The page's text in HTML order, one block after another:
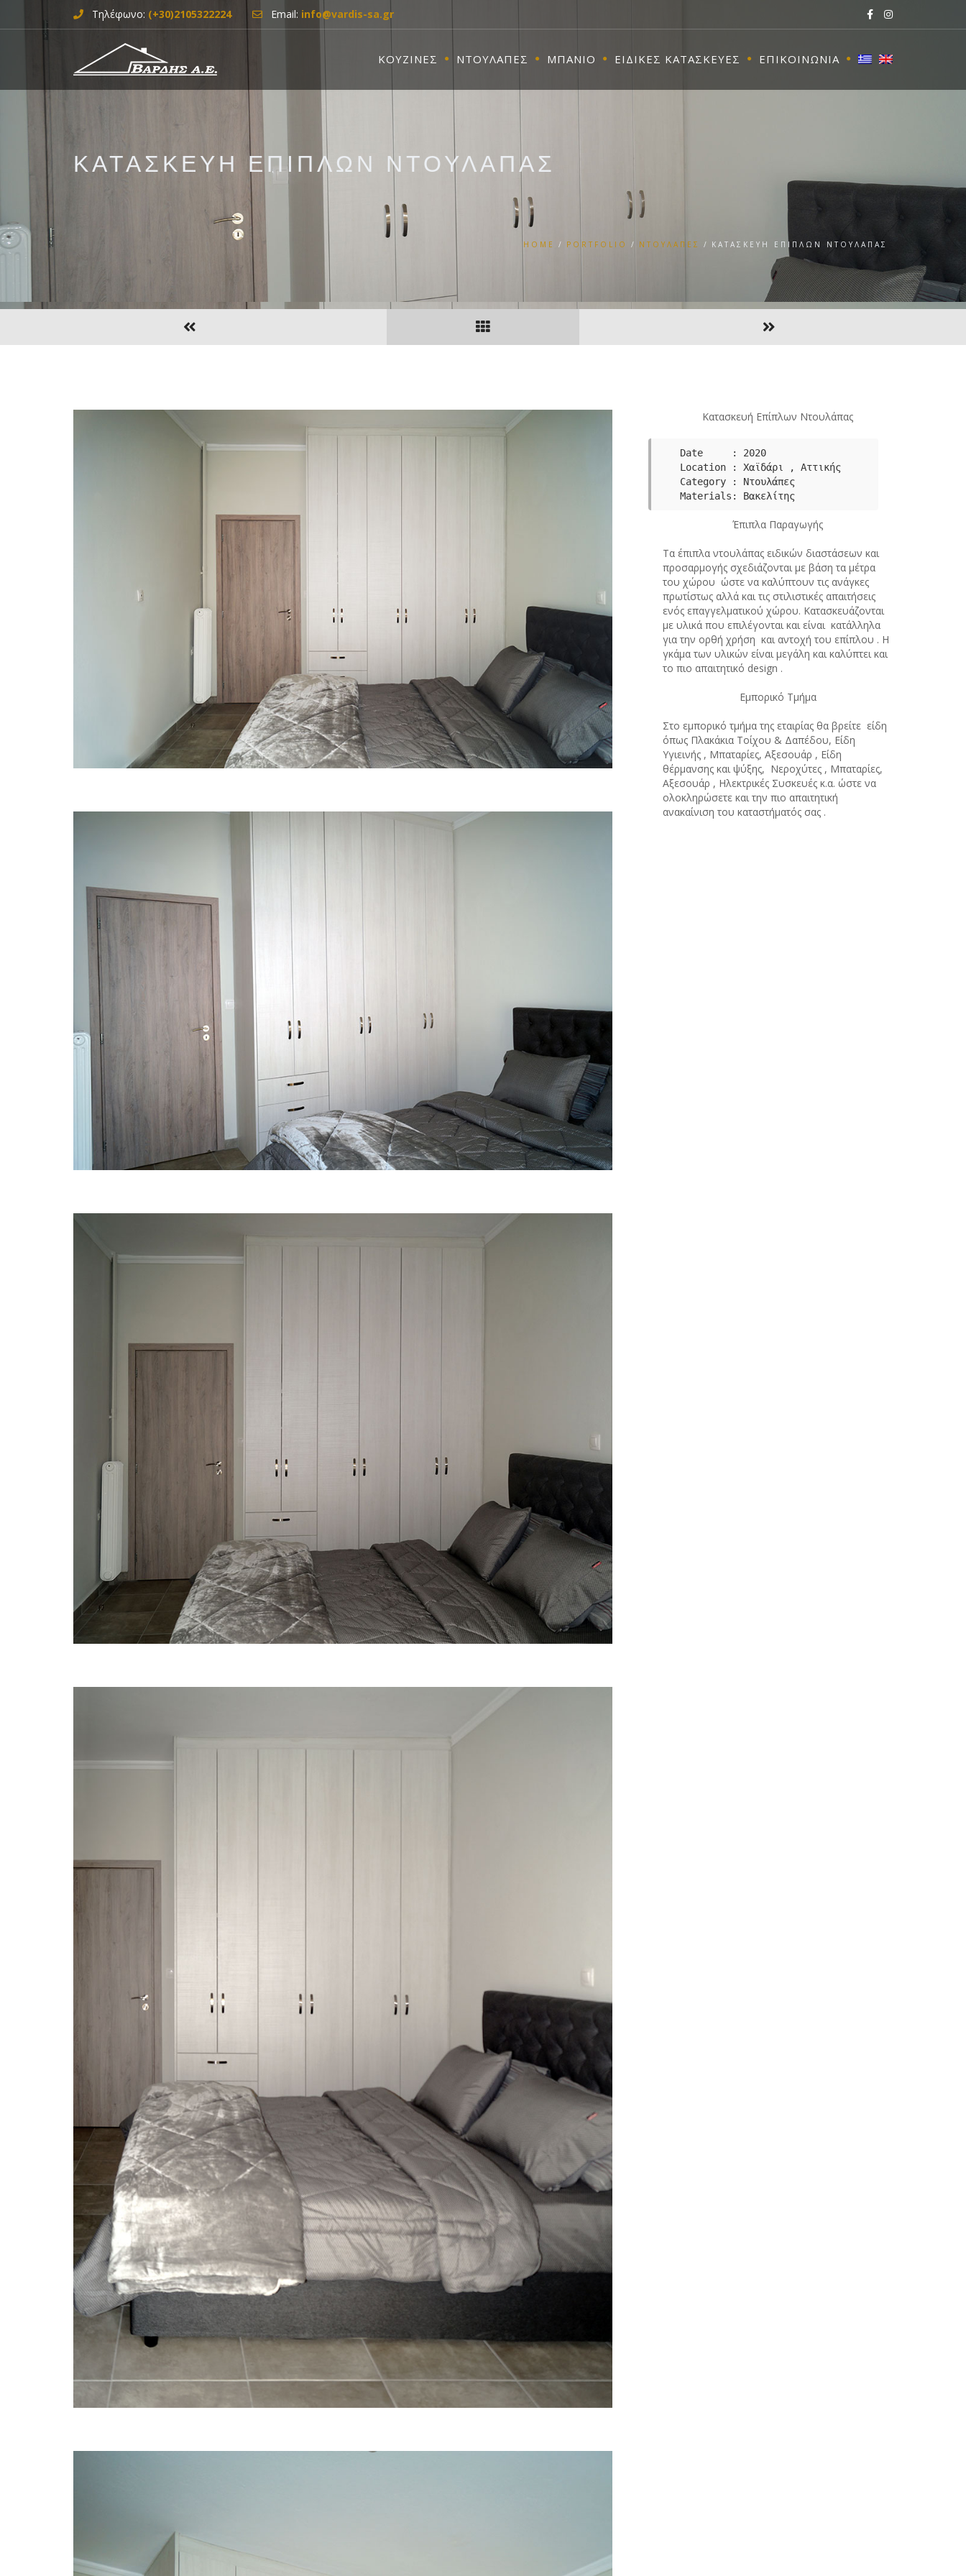
Τηλέφωνο: (+30)2105322224 Email: info@vardis-sa.gr
ΚΟΥΖΙΝΕΣ ΝΤΟΥΛΑΠΕΣ ΜΠΑΝΙΟ ΕΙΔΙΚΕΣ ΚΑΤΑΣΚΕΥΕΣ ΕΠΙΚΟΙΝΩΝΙΑ
ΚΑΤΑΣΚΕΥΗ ΕΠΙΠΛΩΝ ΝΤΟΥΛΑΠΑΣ
HOME PORTFOLIO ΝΤΟΥΛΑΠΕΣ ΚΑΤΑΣΚΕΥΗ ΕΠΙΠΛΩΝ ΝΤΟΥΛΑΠΑΣ
Κατασκευή Επίπλων Ντουλάπας
Date     : 2020
Category : Ντουλάπες
Μaterials: Βακελίτης
Έπιπλα Παραγωγής
Τα έπιπλα ντουλάπας ειδικών διαστάσεων και
προσαρμογής σχεδιάζονται με βάση τα μέτρα
του χώρου ώστε να καλύπτουν τις ανάγκες
πρωτίστως αλλά και τις στιλιστικές απαιτήσεις
ενός επαγγελματικού χώρου. Κατασκευάζονται
με υλικά που επιλέγονται και είναι κατάλληλα
για την ορθή χρήση και αντοχή του επίπλου . Η
γκάμα των υλικών είναι μεγάλη και καλύπτει και
το πιο απαιτητικό design .
Εμπορικό Τμήμα
Στο εμπορικό τμήμα της εταιρίας θα βρείτε είδη
όπως Πλακάκια Τοίχου & Δαπέδου, Είδη
Υγιεινής , Μπαταρίες, Αξεσουάρ , Είδη
θέρμανσης και ψύξης, Νεροχύτες , Μπαταρίες,
Αξεσουάρ , Ηλεκτρικές Συσκευές κ.α. ώστε να
ολοκληρώσετε και την πιο απαιτητική
ανακαίνιση του καταστήματός σας .